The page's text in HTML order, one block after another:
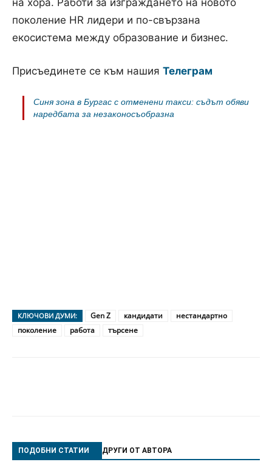
поколение HR лидери и по-свързана
екосистема между образование и бизнес.
Присъединете се към нашия Телеграм
Синя зона в Бургас с отменени такси: съдът обяви
наредбата за незаконосъобразна
КЛЮЧОВИ ДУМИ: Gen Z кандидати
нестандартно
поколение
работа търсене
ПОДОБНИ СТАТИИ ДРУГИ ОТ АВТОРА